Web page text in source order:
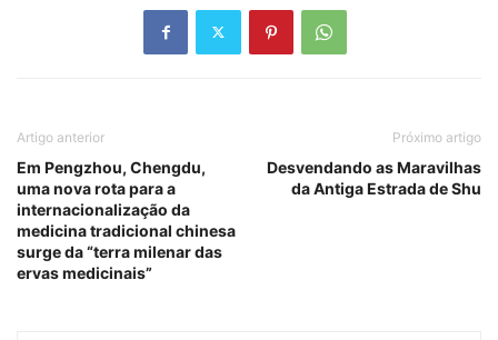
Artigo anterior
Em Pengzhou, Chengdu,
uma nova rota para a
internacionalização da
medicina tradicional chinesa
surge da “terra milenar das
ervas medicinais”
Próximo artigo
Desvendando as Maravilhas
da Antiga Estrada de Shu